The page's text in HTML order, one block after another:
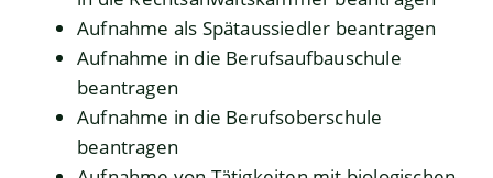
Aufnahme als Spätaussiedler beantragen
Aufnahme in die Berufsaufbauschule
beantragen
Aufnahme in die Berufsoberschule
beantragen